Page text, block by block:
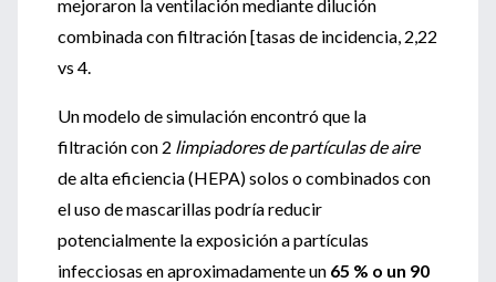
mejoraron la ventilación mediante dilución
combinada con filtración [tasas de incidencia, 2,22
vs 4.
Un modelo de simulación encontró que la
filtración con 2 limpiadores de partículas de aire
de alta eficiencia (HEPA) solos o combinados con
el uso de mascarillas podría reducir
potencialmente la exposición a partículas
infecciosas en aproximadamente un 65 % o un 90